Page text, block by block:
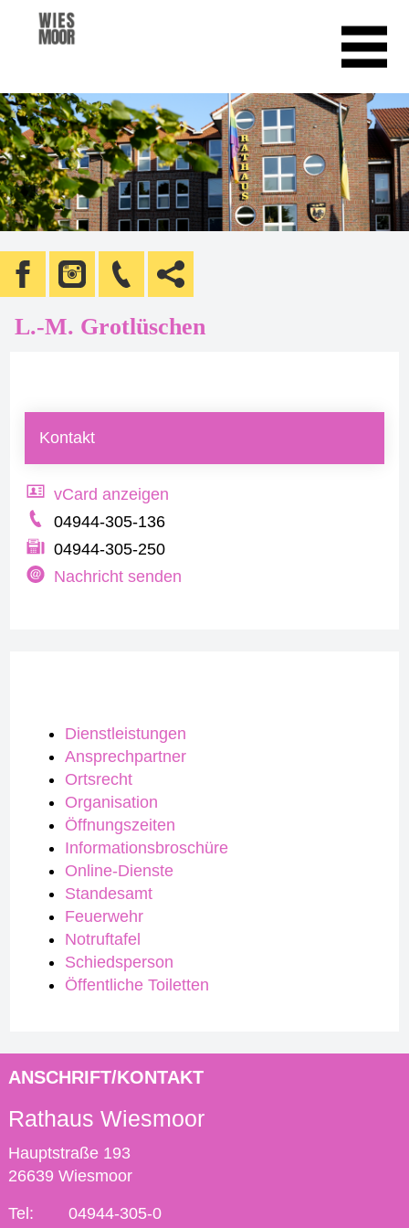
L.-M. Grotlüschen
Kontakt
vCard anzeigen
04944-305-136
04944-305-250
Nachricht senden
Dienstleistungen
Ansprechpartner
Ortsrecht
Organisation
Öffnungszeiten
Informationsbroschüre
Online-Dienste
Standesamt
Feuerwehr
Notruftafel
Schiedsperson
Öffentliche Toiletten
ANSCHRIFT/KONTAKT
Rathaus Wiesmoor
Hauptstraße 193
26639 Wiesmoor
Tel: 04944-305-0